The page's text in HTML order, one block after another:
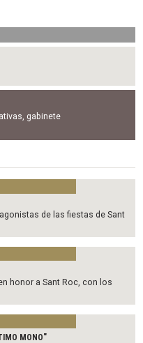
, gabinete
de las fiestas de Sant
honor a Sant Roc, con los
MONO"